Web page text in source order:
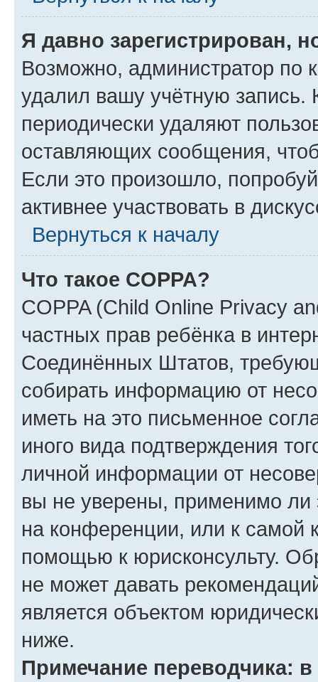
Я давно зарегистрирован,
Возможно, администратор по
удалил вашу учётную запись.
периодически удаляют
оставляющих сообщения,
Если это произошло,
активнее участвовать в
Вернуться к началу
Что такое COPPA?
COPPA (Child Online Privacy
частных прав ребёнка в
Соединённых Штатов,
собирать информацию от
иметь на это письменное
иного вида подтверждения
личной информации от
вы не уверены, применимо ли
на конференции, или к самой
помощью к юрисконсульту.
не может давать
является объектом
ниже.
Примечание переводчика: